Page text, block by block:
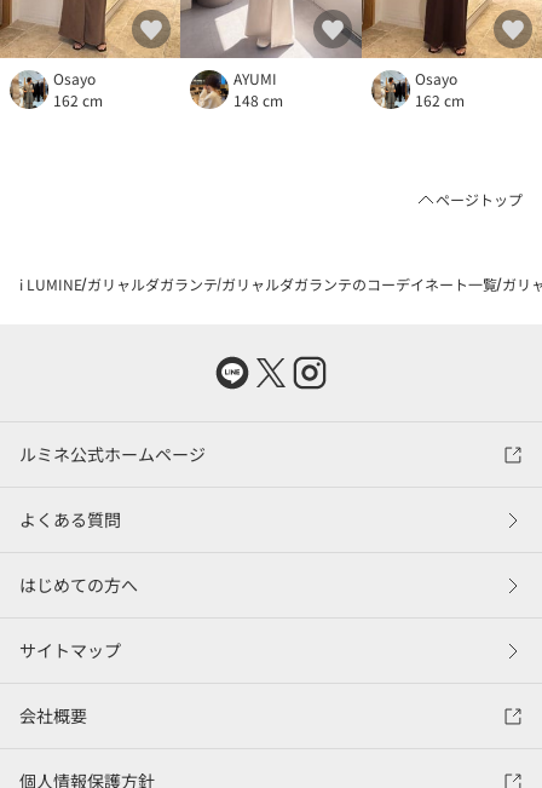
Osayo
162 cm
AYUMI
148 cm
Osayo
162 cm
ページトップ
i LUMINE ガリャルダガランテ ガリャルダガランテのコーデイネート一覧 ガリ
ルミネ公式ホームページ
よくある質問
はじめての方へ
サイトマップ
会社概要
個人情報保護方針